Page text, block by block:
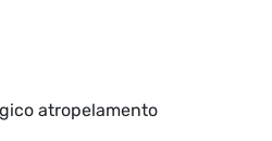
atropelamento